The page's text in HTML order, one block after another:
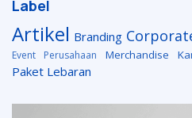
Label
Artikel Branding
Event Perusahaan Merchandise
Paket Lebaran